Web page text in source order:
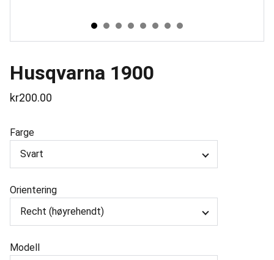
Husqvarna 1900
kr200.00
Farge
Orientering
Modell